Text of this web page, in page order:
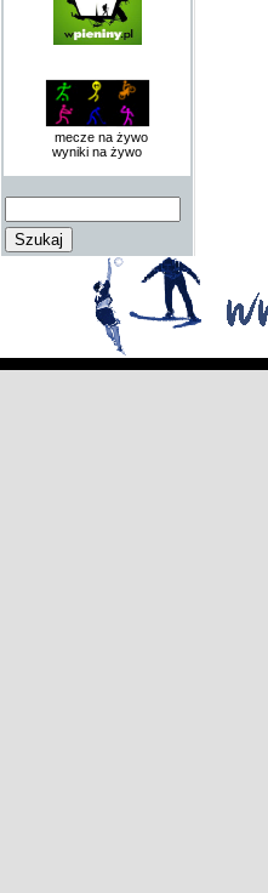
mecze na żywo
wyniki na żywo